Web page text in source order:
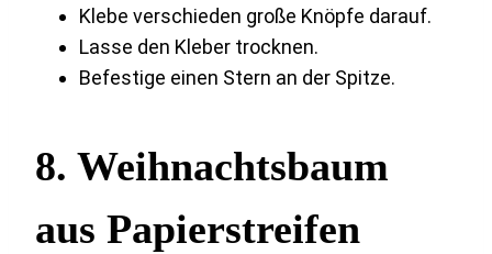
Klebe verschieden große Knöpfe darauf.
Lasse den Kleber trocknen.
Befestige einen Stern an der Spitze.
8. Weihnachtsbaum
aus Papierstreifen